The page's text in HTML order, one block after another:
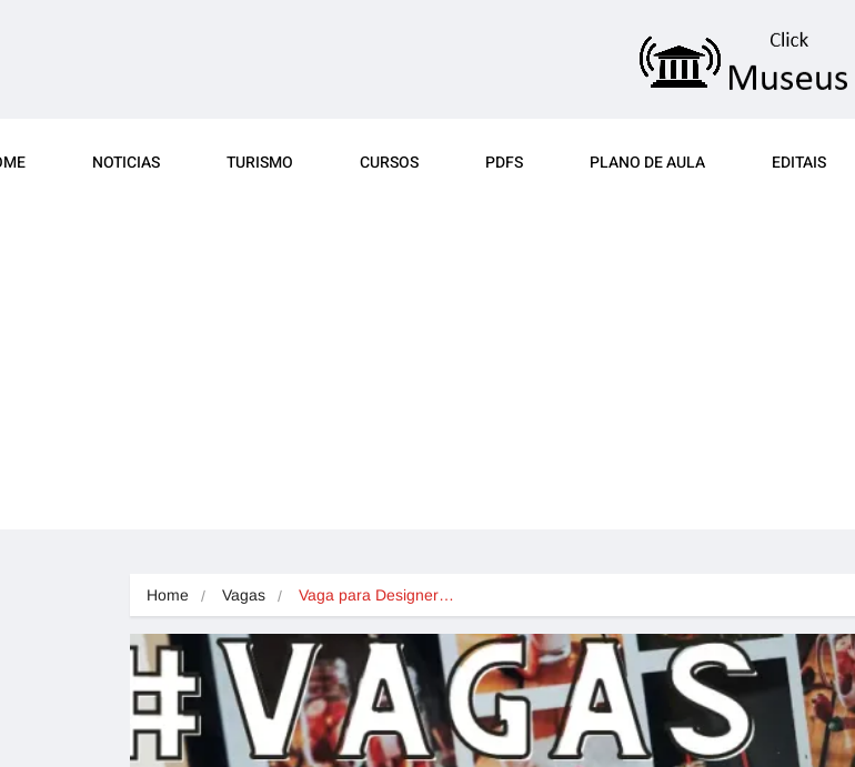
NOTICIAS TURISMO CURSOS PDFS PLANO DE AULA EDITAIS
Home Vagas Vaga para Designer…